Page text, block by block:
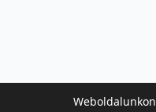
Weboldalunkon